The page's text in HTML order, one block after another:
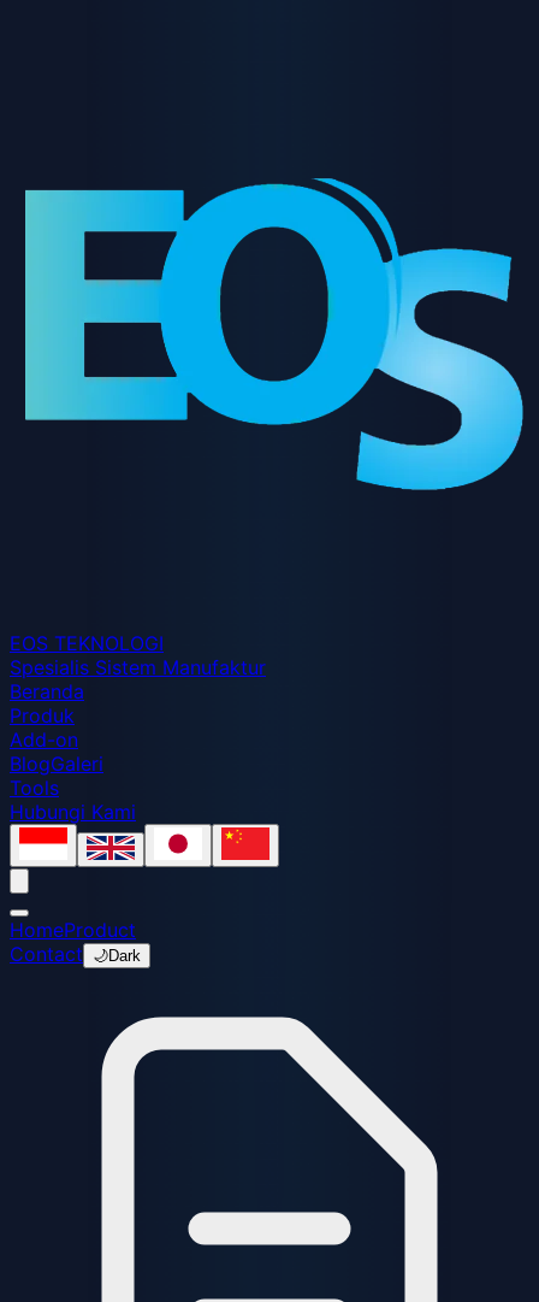
EOS TEKNOLOGI
Spesialis Sistem Manufaktur
Beranda
Produk
Add-on
BlogGaleri
Tools
Hubungi Kami
HomeProduct
Contact
🌙Dark